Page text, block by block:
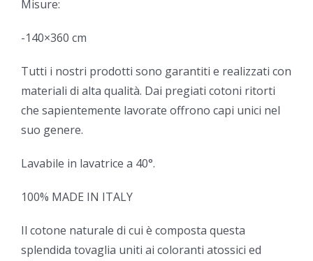
Misure:
-140×360 cm
Tutti i nostri prodotti sono garantiti e realizzati con
materiali di alta qualità. Dai pregiati cotoni ritorti
che sapientemente lavorate offrono capi unici nel
suo genere.
Lavabile in lavatrice a 40°.
100% MADE IN ITALY
Il cotone naturale di cui è composta questa
splendida tovaglia uniti ai coloranti atossici ed